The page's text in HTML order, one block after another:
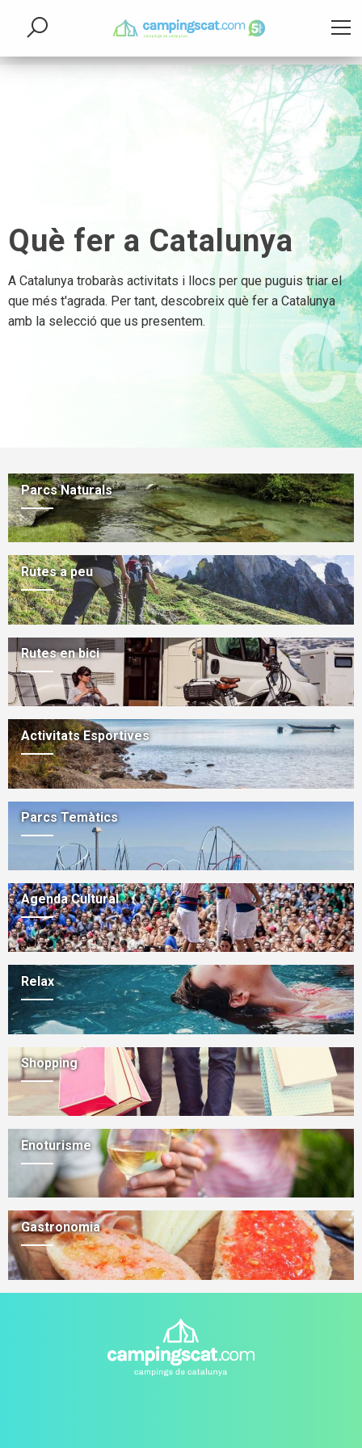
Què fer a Catalunya
A Catalunya trobaràs activitats i llocs per que puguis triar el
que més t'agrada. Per tant, descobreix què fer a Catalunya
amb la selecció que us presentem.
Parcs Naturals
Rutes a peu
Rutes en bici
Activitats Esportives
Parcs Temàtics
Agenda Cultural
Relax
Shopping
Enoturisme
Gastronomia